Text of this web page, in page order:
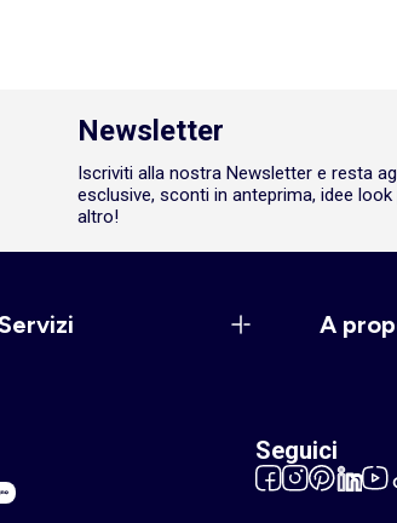
Newsletter
Iscriviti alla nostra Newsletter e resta
esclusive, sconti in anteprima, idee
altro!
A
Seguici